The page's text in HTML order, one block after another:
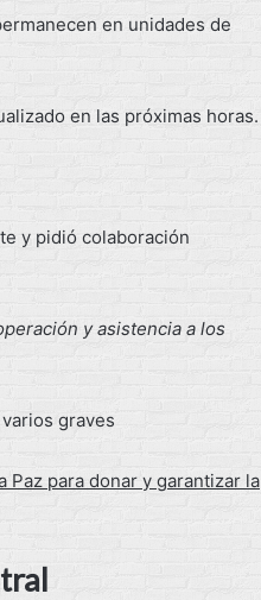
en unidades de
en las próximas horas.
y pidió colaboración
y asistencia a los
Paz para donar y garantizar la